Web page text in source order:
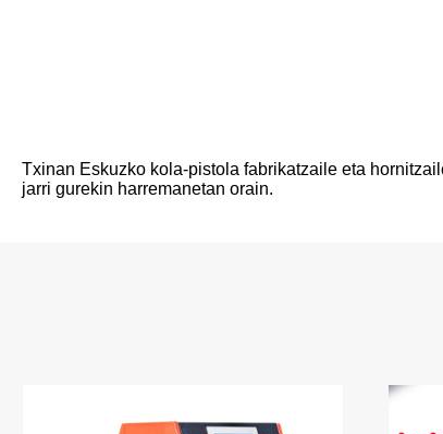
Txinan Eskuzko kola-pistola fabrikatzaile eta
jarri gurekin harremanetan orain.